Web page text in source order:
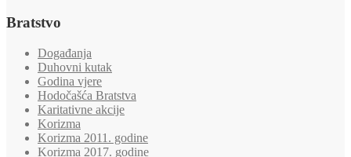
Bratstvo
Događanja
Duhovni kutak
Godina vjere
Hodočašća Bratstva
Karitativne akcije
Korizma
Korizma 2011. godine
Korizma 2017. godine